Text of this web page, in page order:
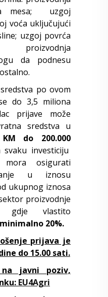
mesa; uzgoj
voća uključujući
uzgoj povrća
proizvodnja
da podnesu
po ovom
do 3,5 miliona
prijave može
sredstva u
KM do 200.000
svaku investiciju
mora osigurati
u iznosu
ukupnog iznosa
proizvodnje
vlastito
minimalno 20%.
prijava je
do 15.00 sati.
javni poziv,
EU4Agri